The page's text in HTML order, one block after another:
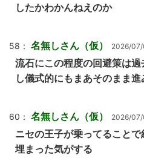
したかわかんねえのか
58： 名無しさん（仮） 2026/07/
流石にこの程度の回避策は
し儀式的にもまあそのまま進
60： 名無しさん（仮） 2026/07/
ニセの王子が乗ってること
埋まった気がする